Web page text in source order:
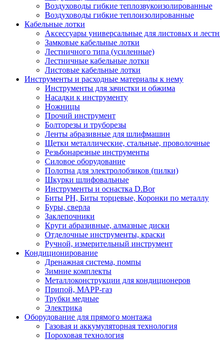
Воздуховоды гибкие теплозвукоизолированные
Воздуховоды гибкие теплоизолированные
Кабельные лотки
Аксессуары универсальные для листовых и
Замковые кабельные лотки
Лестничного типа (усиленные)
Лестничные кабельные лотки
Листовые кабельные лотки
Инструменты и расходные материалы к нему
Инструменты для зачистки и обжима
Насадки к инструменту
Ножницы
Прочий инструмент
Болторезы и труборезы
Ленты абразивные для шлифмашин
Щетки металлические, стальные, проволочные
Резьбонарезные инструменты
Силовое оборудование
Полотна для электролобзиков (пилки)
Шкурки шлифовальные
Инструменты и оснастка D.Bor
Биты PH, Биты торцевые, Коронки по металлу
Буры, сверла
Заклепочники
Круги абразивные, алмазные диски
Отделочные инструменты, краски
Ручной, измерительный инструмент
Кондиционирование
Дренажная система, помпы
Зимние комплекты
Металлоконструкции для кондиционеров
Припой, МАРР-газ
Трубки медные
Электрика
Оборудование для прямого монтажа
Газовая и аккумуляторная технология
Пороховая технология